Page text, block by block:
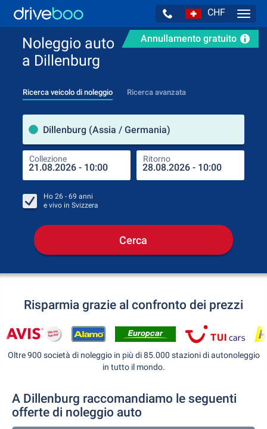
CHF
Annullamento gratuito
Noleggio auto
a Dillenburg
Ricerca veicolo di noleggio Ricerca avanzata
Dillenburg (Assia / Germania)
Collezione Ritorno
Ho 26 - 69 anni
e vivo in Svizzera
Cerca
Risparmia grazie al confronto dei prezzi
Oltre 900 società di noleggio in più di 85.000 stazioni di autonoleggio
in tutto il mondo.
A Dillenburg raccomandiamo le seguenti
offerte di noleggio auto